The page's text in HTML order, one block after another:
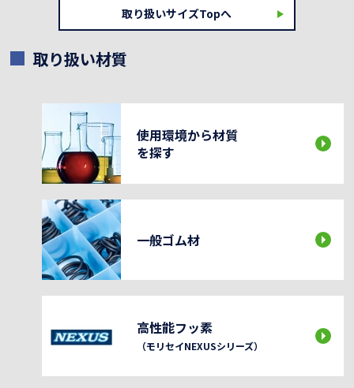
取り扱いサイズTopへ
取り扱い材質
使用環境から材質
を探す
一般ゴム材
高性能フッ素
（モリセイNEXUSシリーズ）